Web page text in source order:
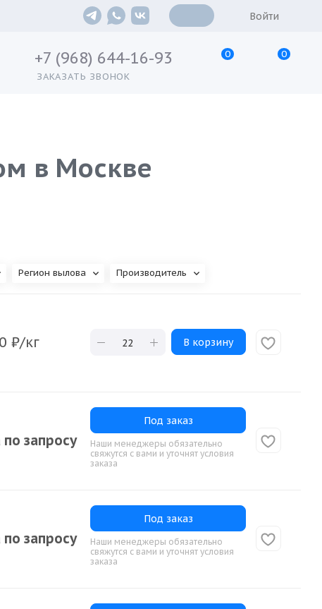
Войти
+7 (968) 644-16-93
ЗАКАЗАТЬ ЗВОНОК
0 0
в Москве
Регион вылова Производитель
₽/кг В корзину
запросу
Под заказ
Наши менеджеры обязательно
свяжутся с вами и уточнят условия
заказа
запросу
Под заказ
Наши менеджеры обязательно
свяжутся с вами и уточнят условия
заказа